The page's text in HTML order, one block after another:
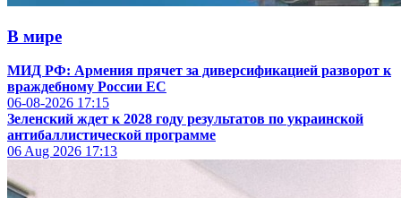
В мире
МИД РФ: Армения прячет за диверсификацией разворот к
враждебному России ЕС
06-08-2026 17:15
Зеленский ждет к 2028 году результатов по украинской
антибаллистической программе
06 Aug 2026 17:13